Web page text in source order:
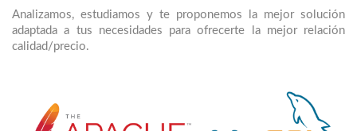
Analizamos, estudiamos y te proponemos la mejor solución
adaptada a tus necesidades para ofrecerte la mejor relación
calidad/precio.